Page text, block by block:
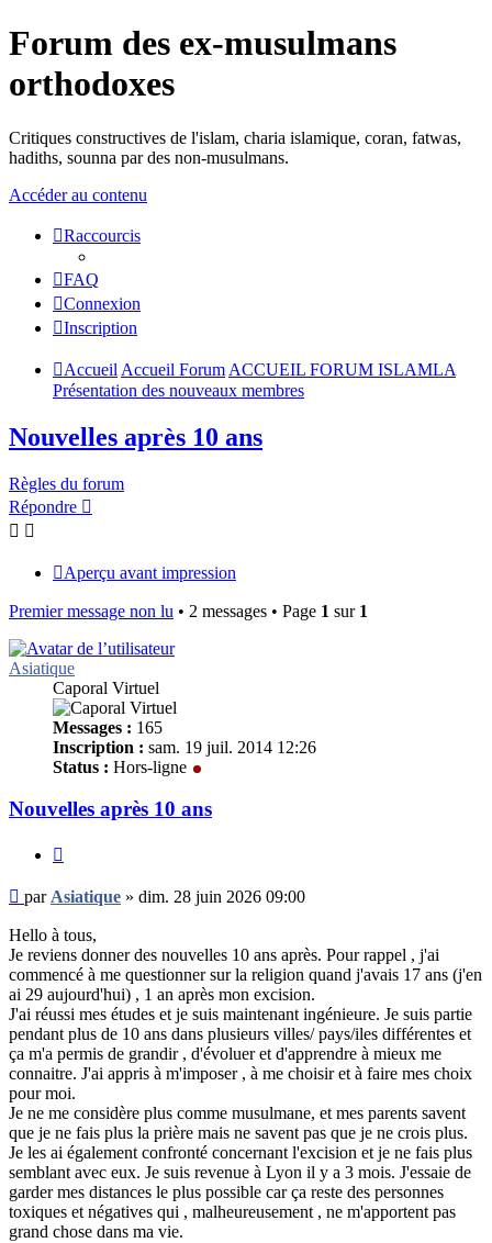
Forum des ex-musulmans
orthodoxes
Critiques constructives de l'islam, charia islamique, coran, fatwas,
hadiths, sounna par des non-musulmans.
Accéder au contenu
Raccourcis
FAQ
Connexion
Inscription
Accueil Accueil Forum ACCUEIL FORUM ISLAMLA
Présentation des nouveaux membres
Nouvelles après 10 ans
Règles du forum
Répondre
Aperçu avant impression
Premier message non lu • 2 messages • Page 1 sur 1
Asiatique
Caporal Virtuel
Messages : 165
Inscription : sam. 19 juil. 2014 12:26
Status : Hors-ligne
Nouvelles après 10 ans
Message
non
lu
par Asiatique » dim. 28 juin 2026 09:00
Hello à tous,
Je reviens donner des nouvelles 10 ans après. Pour rappel , j'ai
commencé à me questionner sur la religion quand j'avais 17 ans (j'en
ai 29 aujourd'hui) , 1 an après mon excision.
J'ai réussi mes études et je suis maintenant ingénieure. Je suis partie
pendant plus de 10 ans dans plusieurs villes/ pays/iles différentes et
ça m'a permis de grandir , d'évoluer et d'apprendre à mieux me
connaitre. J'ai appris à m'imposer , à me choisir et à faire mes choix
pour moi.
Je ne me considère plus comme musulmane, et mes parents savent
que je ne fais plus la prière mais ne savent pas que je ne crois plus.
Je les ai également confronté concernant l'excision et je ne fais plus
semblant avec eux. Je suis revenue à Lyon il y a 3 mois. J'essaie de
garder mes distances le plus possible car ça reste des personnes
toxiques et négatives qui , malheureusement , ne m'apportent pas
grand chose dans ma vie.